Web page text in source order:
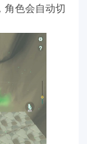
角色会自动切